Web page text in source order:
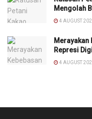
Mengolah
4 AUGUST
Merayakan
Represi
4 AUGUST